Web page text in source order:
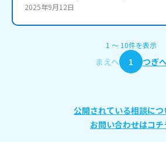
2025年9月12日
1 〜 10件を表示
まえへ 1 つぎ
公開されている相談につ
お問い合わせはコチ